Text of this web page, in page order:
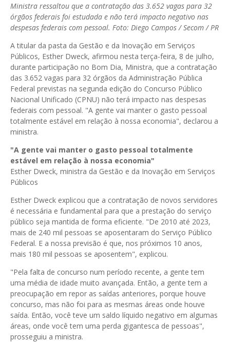
Ministra ressaltou que a contratação das 3.652 vagas para 32
órgãos federais foi estudada e não terá impacto negativo nas
despesas federais com pessoal. Foto: Diego Campos / Secom / PR
A titular da pasta da Gestão e da Inovação em Serviços
Públicos, Esther Dweck, afirmou nesta terça-feira, 8 de julho,
durante participação no Bom Dia, Ministra, que a contratação
das 3.652 vagas para 32 órgãos da Administração Pública
Federal previstas na segunda edição do Concurso Público
Nacional Unificado (CPNU) não terá impacto nas despesas
federais com pessoal. "A gente vai manter o gasto pessoal
totalmente estável em relação à nossa economia", declarou a
ministra.
"A gente vai manter o gasto pessoal totalmente
estável em relação à nossa economia"
Esther Dweck, ministra da Gestão e da Inovação em Serviços
Públicos
Esther Dweck explicou que a contratação de novos servidores
é necessária e fundamental para que a prestação do serviço
público seja mantida de forma eficiente. "De 2010 até 2023,
mais de 240 mil pessoas se aposentaram do Serviço Público
Federal. E a nossa previsão é que, nos próximos 10 anos,
mais 180 mil pessoas se aposentem", explicou.
"Pela falta de concurso num período recente, a gente tem
uma média de idade muito avançada. Então, a gente tem a
preocupação em repor as saídas anteriores, porque houve
concurso, mas não foi para as mesmas áreas onde houve
saída. Então, você teve um saldo líquido negativo em algumas
áreas, onde você tem uma perda gigantesca de pessoas",
prosseguiu a ministra.